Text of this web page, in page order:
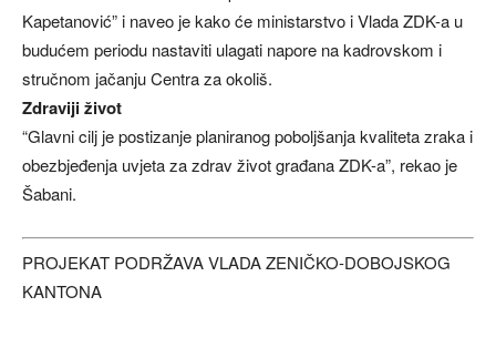
Kapetanović” i naveo je kako će ministarstvo i Vlada ZDK-a u
budućem periodu nastaviti ulagati napore na kadrovskom i
stručnom jačanju Centra za okoliš.
Zdraviji život
“Glavni cilj je postizanje planiranog poboljšanja kvaliteta zraka i
obezbjeđenja uvjeta za zdrav život građana ZDK-a”, rekao je
Šabani.
PROJEKAT PODRŽAVA VLADA ZENIČKO-DOBOJSKOG
KANTONA